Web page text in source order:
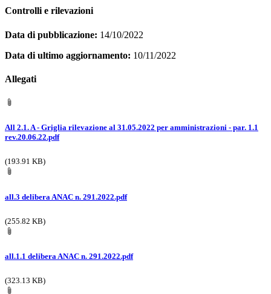
Controlli e rilevazioni
Data di pubblicazione: 14/10/2022
Data di ultimo aggiornamento: 10/11/2022
Allegati
All 2.1. A - Griglia rilevazione al 31.05.2022 per amministrazioni - par. 1.1
rev.20.06.22.pdf
(193.91 KB)
all.3 delibera ANAC n. 291.2022.pdf
(255.82 KB)
all.1.1 delibera ANAC n. 291.2022.pdf
(323.13 KB)